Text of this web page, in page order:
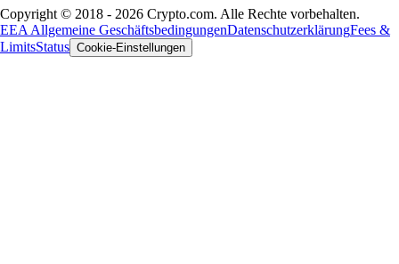
Copyright © 2018 - 2026 Crypto.com. Alle Rechte vorbehalten.
EEA Allgemeine GeschäftsbedingungenDatenschutzerklärungFees &
LimitsStatus Cookie-Einstellungen